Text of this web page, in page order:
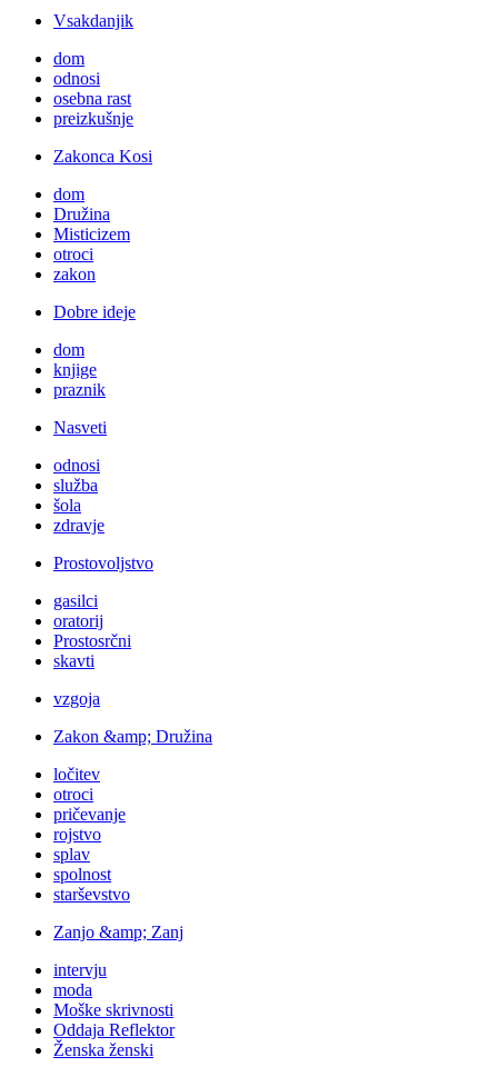
Vsakdanjik
dom
odnosi
osebna rast
preizkušnje
Zakonca Kosi
dom
Družina
Misticizem
otroci
zakon
Dobre ideje
dom
knjige
praznik
Nasveti
odnosi
služba
šola
zdravje
Prostovoljstvo
gasilci
oratorij
Prostosrčni
skavti
vzgoja
Zakon &amp; Družina
ločitev
otroci
pričevanje
rojstvo
splav
spolnost
starševstvo
Zanjo &amp; Zanj
intervju
moda
Moške skrivnosti
Oddaja Reflektor
Ženska ženski